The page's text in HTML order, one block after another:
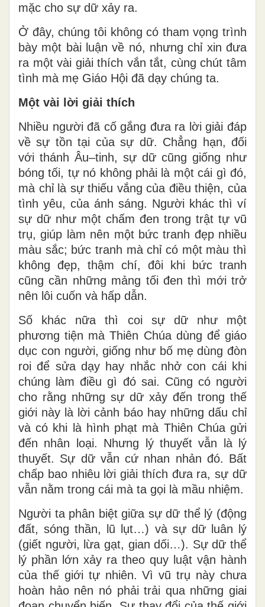
mặc cho sự dữ xảy ra.
Ở đây, chúng tôi không có tham vọng trình
bày một bài luận về nó, nhưng chỉ xin đưa
ra một vài giải thích vắn tắt, cùng chút tâm
tình mà mẹ Giáo Hội đã dạy chúng ta.
Một vài lời giải thích
Nhiều người đã cố gắng đưa ra lời giải đáp
về sự tồn tại của sự dữ. Chẳng hạn, đối
với thánh Âu–tinh, sự dữ cũng giống như
bóng tối, tự nó không phải là một cái gì đó,
mà chỉ là sự thiếu vắng của điều thiện, của
tình yêu, của ánh sáng. Người khác thì ví
sự dữ như một chấm đen trong trật tự vũ
trụ, giúp làm nên một bức tranh đẹp nhiều
màu sắc; bức tranh mà chỉ có một màu thì
không đẹp, thậm chí, đôi khi bức tranh
cũng cần những mảng tối đen thì mới trở
nên lôi cuốn và hấp dẫn.
Số khác nữa thì coi sự dữ như một
phương tiện mà Thiên Chúa dùng để giáo
dục con người, giống như bố mẹ dùng đòn
roi để sửa dạy hay nhắc nhở con cái khi
chúng làm điều gì đó sai. Cũng có người
cho rằng những sự dữ xảy đến trong thế
giới này là lời cảnh báo hay những dấu chỉ
và có khi là hình phạt mà Thiên Chúa gửi
đến nhân loại. Nhưng lý thuyết vẫn là lý
thuyết. Sự dữ vẫn cứ nhan nhản đó. Bất
chấp bao nhiêu lời giải thích đưa ra, sự dữ
vẫn nằm trong cái mà ta gọi là mầu nhiệm.
Người ta phân biệt giữa sự dữ thể lý (động
đất, sóng thần, lũ lụt…) và sự dữ luân lý
(giết người, lừa gạt, gian dối…). Sự dữ thể
lý phần lớn xảy ra theo quy luật vận hành
của thế giới tự nhiên. Vì vũ trụ này chưa
hoàn hảo nên nó phải trải qua những giai